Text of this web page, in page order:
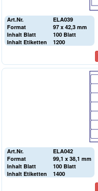
Art.Nr.
ELA039
Format
97 x 42,3 mm
Inhalt Blatt
100 Blatt
Inhalt Etiketten
1200
Art.Nr.
ELA042
Format
99,1 x 38,1 mm
Inhalt Blatt
100 Blatt
Inhalt Etiketten
1400